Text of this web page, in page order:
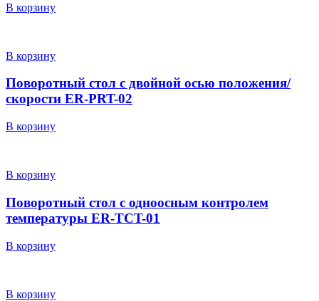
В корзину
В корзину
Поворотный стол с двойной осью положения/
скорости ER-PRT-02
В корзину
В корзину
Поворотный стол с одноосным контролем
температуры ER-TCT-01
В корзину
В корзину